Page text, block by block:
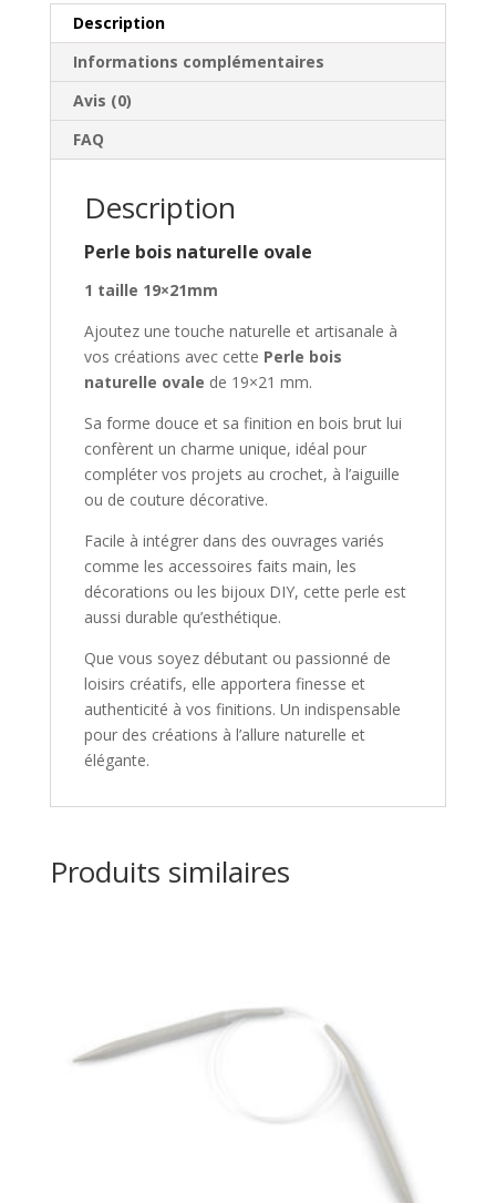
Description
Informations complémentaires
Avis (0)
FAQ
Description
Perle bois naturelle ovale
1 taille 19×21mm
Ajoutez une touche naturelle et artisanale à
vos créations avec cette Perle bois
naturelle ovale de 19×21 mm.
Sa forme douce et sa finition en bois brut lui
confèrent un charme unique, idéal pour
compléter vos projets au crochet, à l’aiguille
ou de couture décorative.
Facile à intégrer dans des ouvrages variés
comme les accessoires faits main, les
décorations ou les bijoux DIY, cette perle est
aussi durable qu’esthétique.
Que vous soyez débutant ou passionné de
loisirs créatifs, elle apportera finesse et
authenticité à vos finitions. Un indispensable
pour des créations à l’allure naturelle et
élégante.
Produits similaires